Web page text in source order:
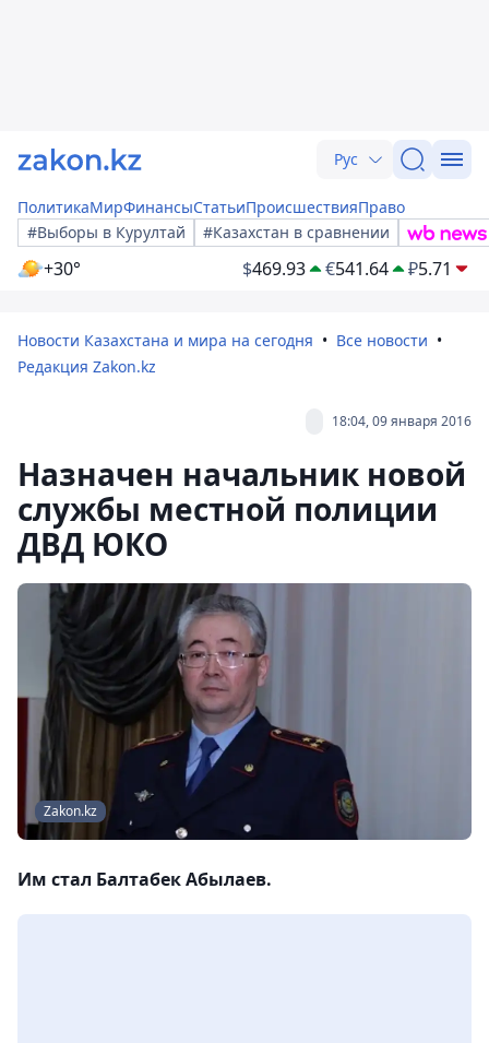
Рус
ПолитикаМирФинансыСтатьиПроисшествияПраво
#Выборы в Курултай
#Казахстан в сравнении
+30° $469.93 €541.64 ₽5.71
Новости Казахстана и мира на сегодня
Все новости
Редакция Zakon.kz
18:04, 09 января 2016
Назначен начальник новой
службы местной полиции
ДВД ЮКО
Zakon.kz
Им стал Балтабек Абылаев.